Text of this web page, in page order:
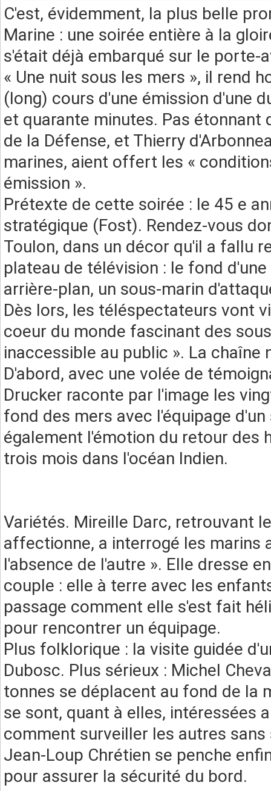
C'est, évidemment, la plus belle
Marine : une soirée entière à la
s'était déjà embarqué sur le porte-
« Une nuit sous les mers », il rend
(long) cours d'une émission d'une
et quarante minutes. Pas
de la Défense, et Thierry
marines, aient offert les «
émission ».
Prétexte de cette soirée : le 45 e
stratégique (Fost). Rendez-vous
Toulon, dans un décor qu'il a fallu
plateau de télévision : le fond
arrière-plan, un sous-marin
Dès lors, les téléspectateurs vont
coeur du monde fascinant des
inaccessible au public ». La chaîne
D'abord, avec une volée de
Drucker raconte par l'image les
fond des mers avec l'équipage
également l'émotion du retour des
trois mois dans l'océan Indien.
Variétés. Mireille Darc, retrouvant
affectionne, a interrogé les marins
l'absence de l'autre ». Elle dresse
couple : elle à terre avec les
passage comment elle s'est fait
pour rencontrer un équipage.
Plus folklorique : la visite guidée
Dubosc. Plus sérieux : Michel
tonnes se déplacent au fond de la
se sont, quant à elles, intéressées
comment surveiller les autres
Jean-Loup Chrétien se penche
pour assurer la sécurité du bord.